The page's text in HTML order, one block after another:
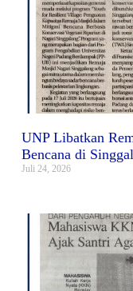
UNP Libatkan
Bencana di
Juli 24, 2026